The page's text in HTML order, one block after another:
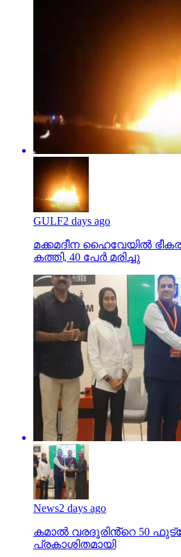
GULF2 days ago
മക്കമദീന ഹൈവേയില്‍
കത്തി, 40 പേര്‍ മരിച്ചു
News2 days ago
കമാൽ വരദൂരിൻ്റെ 50
പ്രകാശിതമായി